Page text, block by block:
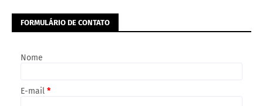
FORMULÁRIO DE CONTATO
Nome
E-mail *